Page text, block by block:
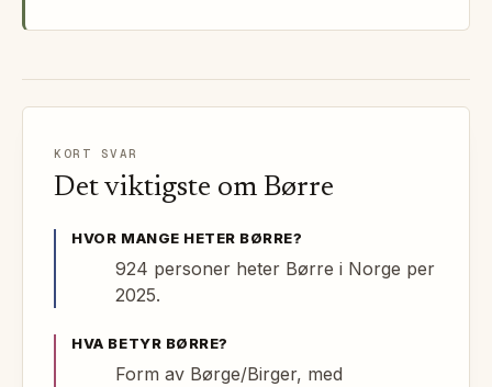
KORT SVAR
Det viktigste om Børre
HVOR MANGE HETER BØRRE?
924 personer heter Børre i Norge per
2025.
HVA BETYR BØRRE?
Form av Børge/Birger, med